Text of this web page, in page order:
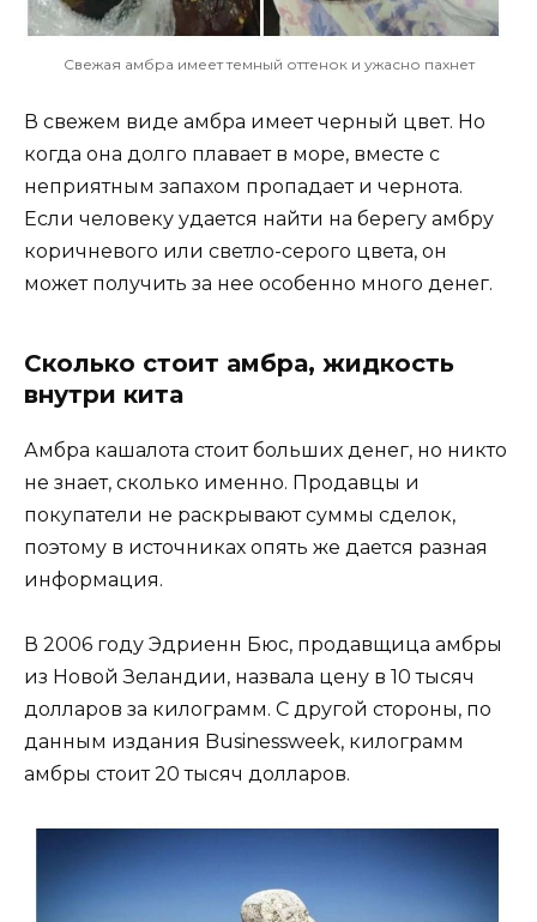
Свежая амбра имеет темный оттенок и ужасно пахнет
В свежем виде амбра имеет черный цвет. Но
когда она долго плавает в море, вместе с
неприятным запахом пропадает и чернота.
Если человеку удается найти на берегу амбру
коричневого или светло-серого цвета, он
может получить за нее особенно много денег.
Сколько стоит амбра, жидкость
внутри кита
Амбра кашалота стоит больших денег, но никто
не знает, сколько именно. Продавцы и
покупатели не раскрывают суммы сделок,
поэтому в источниках опять же дается разная
информация.
В 2006 году Эдриенн Бюс, продавщица амбры
из Новой Зеландии, назвала цену в 10 тысяч
долларов за килограмм. С другой стороны, по
данным издания Businessweek, килограмм
амбры стоит 20 тысяч долларов.